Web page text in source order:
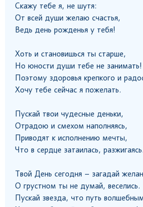
Скажу тебе я, не шутя:
От всей души желаю счастья,
Ведь день рожденья у тебя!
Хоть и становишься ты старше,
Но юности души тебе не занимать!
Поэтому здоровья крепкого и
Хочу тебе сейчас я пожелать.
Пускай твои чудесные деньки,
Отрадою и смехом наполняясь,
Приводят к исполнению мечты,
Что в сердце затаилась, разжигаясь.
Твой День сегодня – загадай
О грустном ты не думай, веселись.
Пускай звезда, что путь